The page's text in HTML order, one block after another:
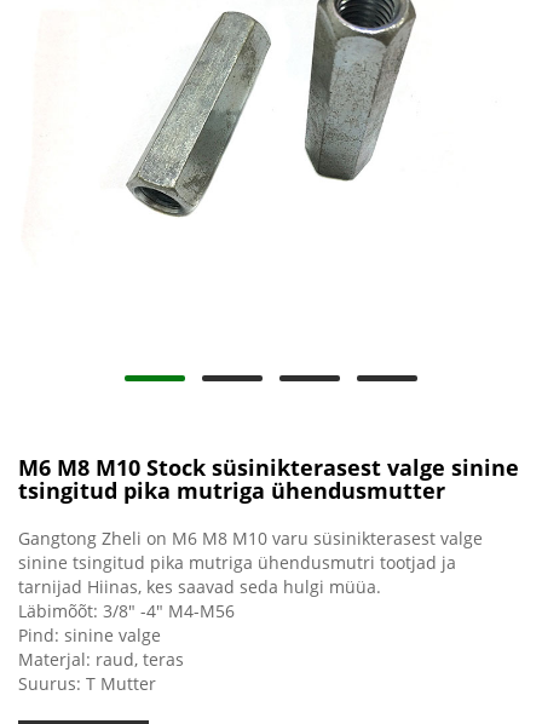
M6 M8 M10 Stock süsinikterasest valge sinine
tsingitud pika mutriga ühendusmutter
Gangtong Zheli on M6 M8 M10 varu süsinikterasest valge
sinine tsingitud pika mutriga ühendusmutri tootjad ja
tarnijad Hiinas, kes saavad seda hulgi müüa.
Läbimõõt: 3/8" -4" M4-M56
Pind: sinine valge
Materjal: raud, teras
Suurus: T Mutter